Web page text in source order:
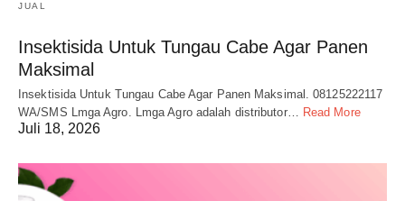
JUAL
Insektisida Untuk Tungau Cabe Agar Panen
Maksimal
Insektisida Untuk Tungau Cabe Agar Panen Maksimal. 08125222117
WA/SMS Lmga Agro. Lmga Agro adalah distributor… Read More
Juli 18, 2026